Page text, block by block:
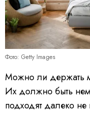
Фото: Getty Images
Можно ли держать
Их должно быть
подходят далеко не